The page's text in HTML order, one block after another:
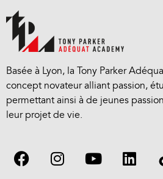
Basée à Lyon, la Tony Parker
concept novateur alliant passion,
permettant ainsi à de jeunes
leur projet de vie.